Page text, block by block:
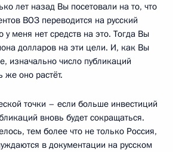
лет назад Вы посетовали на то, что
ВОЗ переводится на русский
у меня нет средств на это. Тогда Вы
долларов на эти цели. И, как Вы
изначально число публикаций
же оно растёт.
точки – если больше инвестиций
вновь будет сокращаться.
тем более что не только Россия,
в документации на русском